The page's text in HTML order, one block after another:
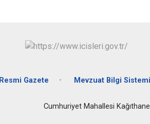
Resmi Gazete Mevzuat Bilgi Sistemi
Cumhuriyet Mahallesi